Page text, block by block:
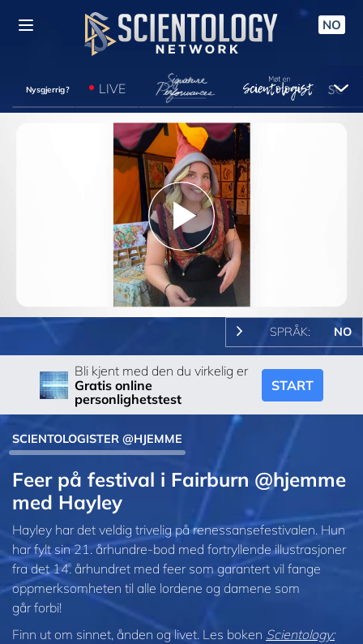
NO
Nysgjerrig? LIVE
Play
Video
SPRÅK: NO
Bli kjent med den du virkelig er
Gratis online
personlighetstest
START
SCIENTOLOGISTER @HJEMME
Feer på festival i Fairburn @hjemme
med Hayley
Hayley har det veldig trivelig på renessansefestivalen. Hun
har fylt sin 21. århundre-bod med fortryllende illustrasjoner
fra det 14. århundret med feer som garantert vil fange
oppmerksomheten til alle lordene og damene som
går forbi!
Finn ut om sinnet, ånden og livet. Les boken Scientology: